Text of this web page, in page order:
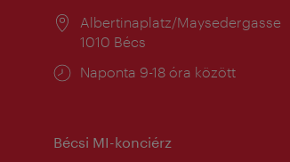
Helyszín:
Albertinaplatz/Maysedergasse
1010 Bécs
Nyitva
Naponta 9-18 óra között
Bécsi MI-konciérz